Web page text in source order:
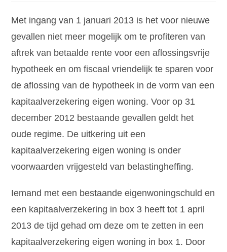
Met ingang van 1 januari 2013 is het voor nieuwe
gevallen niet meer mogelijk om te profiteren van
aftrek van betaalde rente voor een aflossingsvrije
hypotheek en om fiscaal vriendelijk te sparen voor
de aflossing van de hypotheek in de vorm van een
kapitaalverzekering eigen woning. Voor op 31
december 2012 bestaande gevallen geldt het
oude regime. De uitkering uit een
kapitaalverzekering eigen woning is onder
voorwaarden vrijgesteld van belastingheffing.
Iemand met een bestaande eigenwoningschuld en
een kapitaalverzekering in box 3 heeft tot 1 april
2013 de tijd gehad om deze om te zetten in een
kapitaalverzekering eigen woning in box 1. Door